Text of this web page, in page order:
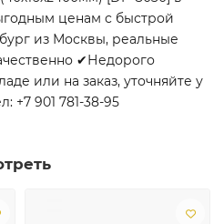
ценам с быстрой
из Москвы, реальные
✔Недорого
или на заказ, уточняйте у
+7 901 781-38-95